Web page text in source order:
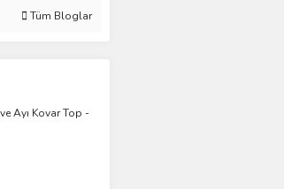
Tüm Bloglar